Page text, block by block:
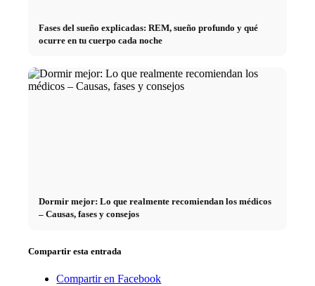
Fases del sueño explicadas: REM, sueño profundo y qué
ocurre en tu cuerpo cada noche
Dormir mejor: Lo que realmente recomiendan los médicos
– Causas, fases y consejos
Compartir esta entrada
Compartir en Facebook